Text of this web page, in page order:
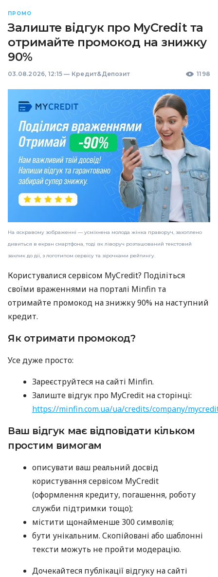
ПРОМО
Залиште відгук про MyCredit та
отримайте промокод на знижку
90%
03.08.2026, 12:15 — Кредит&Депозит 1198
На яскравому зображенні — усміхнена молода жінка праворуч, захоплено
дивиться в екран смартфона, тоді як ліворуч розташований текстовий
заклик до дії, з логотипом сервісу та зірочками рейтингу.
Користувалися сервісом MyCredit? Поділіться
своїми враженнями на порталі Minfin та
отримайте промокод на знижку 90% на наступний
кредит.
Як отримати промокод?
Усе дуже просто:
Зареєструйтеся на сайті Minfin.
Залиште відгук про MyCredit на сторінці:
https://minfin.com.ua/ua/credits/company/
Ваш відгук має відповідати кільком
простим вимогам
описувати ваш реальний досвід
користування сервісом MyCredit
(оформлення кредиту, погашення, роботу
служби підтримки тощо);
містити щонайменше 300 символів;
бути унікальним. Скопійовані або шаблонні
тексти можуть не пройти модерацію.
Дочекайтеся публікації відгуку на сайті